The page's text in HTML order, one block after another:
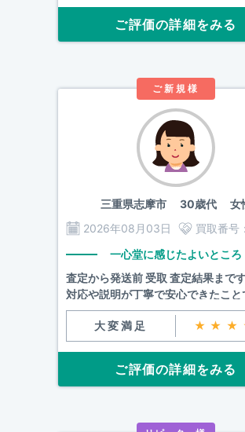
ご評価の詳細をみる
ご新規様
三重県志摩市30歳代 女
2026年08月03日
買取番号：
一心堂に感じたよいところ
査定から発送前 受取 査定結果まで
対応や説明が丁寧で安心できたこと
大変満足
ご評価の詳細をみる